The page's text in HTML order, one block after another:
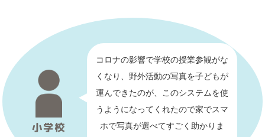
小学校
コロナの影響で学校の授業参観がな
くなり、 野外活動の写真を子どもが
運んできたのが、 このシステムを使
うようになってくれたので家でスマ
ホで写真が選べてすごく助かりま